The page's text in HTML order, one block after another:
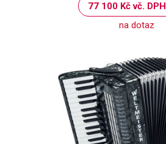
77 100 Kč vč. DPH
na dotaz